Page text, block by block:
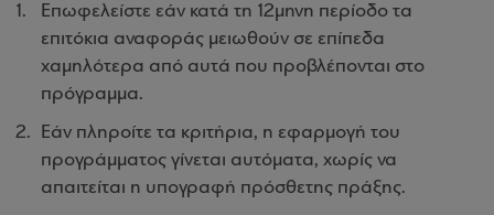
Επωφελείστε εάν κατά τη 12μηνη περίοδο τα
επιτόκια αναφοράς μειωθούν σε επίπεδα
χαμηλότερα από αυτά που προβλέπονται στο
πρόγραμμα.
Εάν πληροίτε τα κριτήρια, η εφαρμογή του
προγράμματος γίνεται αυτόματα, χωρίς να
απαιτείται η υπογραφή πρόσθετης πράξης.